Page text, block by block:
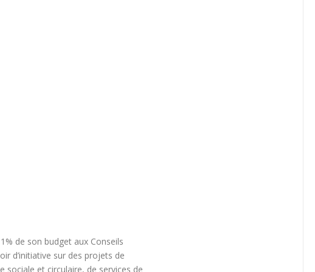
de son budget aux Conseils
d’initiative sur des projets de
sociale et circulaire, de services de